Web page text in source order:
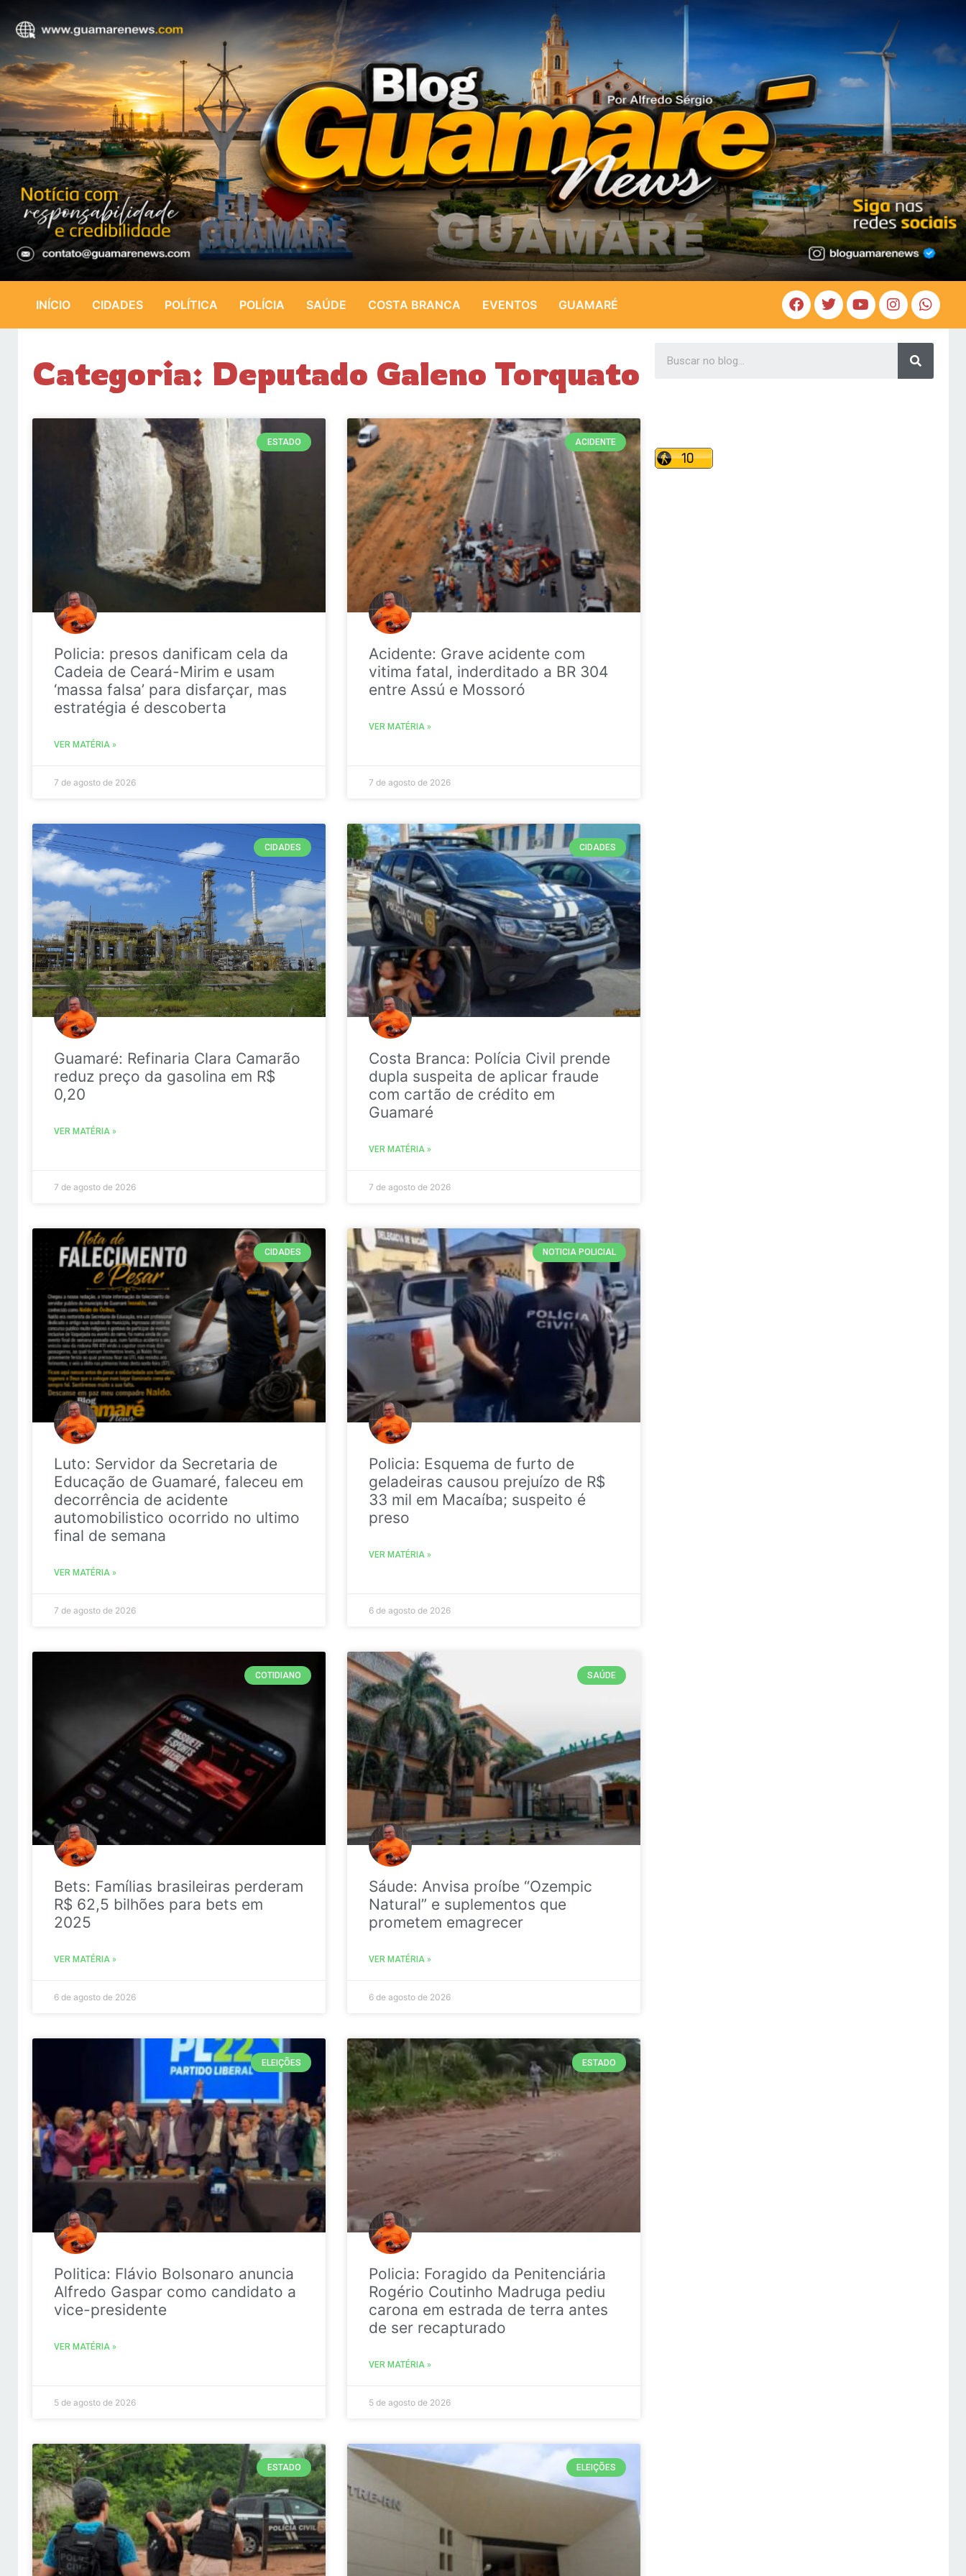
INÍCIO CIDADES POLÍTICA POLÍCIA SAÚDE COSTA BRANCA EVENTOS GUAMARÉ
Categoria: Deputado Galeno Torquato
ESTADO
Policia: presos danificam cela da
Cadeia de Ceará-Mirim e usam
‘massa falsa’ para disfarçar, mas
estratégia é descoberta
VER MATÉRIA »
7 de agosto de 2026
ACIDENTE
Acidente: Grave acidente com
vitima fatal, inderditado a BR 304
entre Assú e Mossoró
VER MATÉRIA »
7 de agosto de 2026
CIDADES
Guamaré: Refinaria Clara Camarão
reduz preço da gasolina em R$
0,20
VER MATÉRIA »
7 de agosto de 2026
CIDADES
Costa Branca: Polícia Civil prende
dupla suspeita de aplicar fraude
com cartão de crédito em
Guamaré
VER MATÉRIA »
7 de agosto de 2026
CIDADES
Luto: Servidor da Secretaria de
Educação de Guamaré, faleceu em
decorrência de acidente
automobilistico ocorrido no ultimo
final de semana
VER MATÉRIA »
7 de agosto de 2026
NOTICIA POLICIAL
Policia: Esquema de furto de
geladeiras causou prejuízo de R$
33 mil em Macaíba; suspeito é
preso
VER MATÉRIA »
6 de agosto de 2026
COTIDIANO
Bets: Famílias brasileiras perderam
R$ 62,5 bilhões para bets em
2025
VER MATÉRIA »
6 de agosto de 2026
SAÚDE
Sáude: Anvisa proíbe “Ozempic
Natural” e suplementos que
prometem emagrecer
VER MATÉRIA »
6 de agosto de 2026
ELEIÇÕES
Politica: Flávio Bolsonaro anuncia
Alfredo Gaspar como candidato a
vice-presidente
VER MATÉRIA »
5 de agosto de 2026
ESTADO
Policia: Foragido da Penitenciária
Rogério Coutinho Madruga pediu
carona em estrada de terra antes
de ser recapturado
VER MATÉRIA »
5 de agosto de 2026
ESTADO ELEIÇÕES